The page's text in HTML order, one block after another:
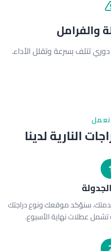
والفرامل
تتلف بسرعة وتقلل الأداء.
النارية لدينا
خدمتك. سنؤكد موقعك ونوع دراجتك
تشمل عطلات نهاية الأسبوع.